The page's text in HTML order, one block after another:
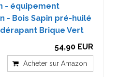
- équipement
- Bois Sapin pré-huilé
Brique Vert
54,90 EUR
Acheter sur Amazon